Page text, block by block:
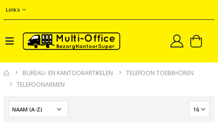
Links
BUREAU- EN KANTOORARTIKELEN
TELEFOON TOEBEHOREN
TELEFOONARMEN